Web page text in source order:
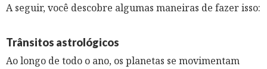
A seguir, você descobre algumas maneiras de fazer isso:
Trânsitos astrológicos
Ao longo de todo o ano, os planetas se movimentam